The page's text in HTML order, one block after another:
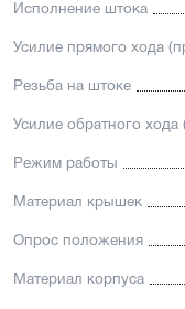
Исполнение штока
Усилие прямого хода
Резьба на штоке
Усилие обратного хода
Режим работы
Материал крышек
Опрос положения
Материал корпуса